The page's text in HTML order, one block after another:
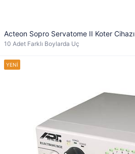
Acteon Sopro Servatome II Koter Cihazı
10 Adet Farklı Boylarda Uç